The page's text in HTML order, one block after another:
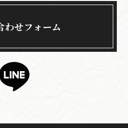
わせフォーム